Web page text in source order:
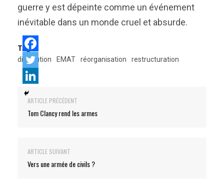
guerre y est dépeinte comme un événement
inévitable dans un monde cruel et absurde.
Tags:
dissolution
EMAT réorganisation restructuration
ARTICLE PRÉCÉDENT
Tom Clancy rend les armes
ARTICLE SUIVANT
Vers une armée de civils ?